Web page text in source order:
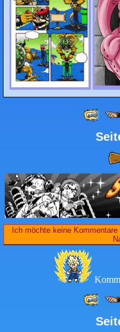
Ich möchte keine